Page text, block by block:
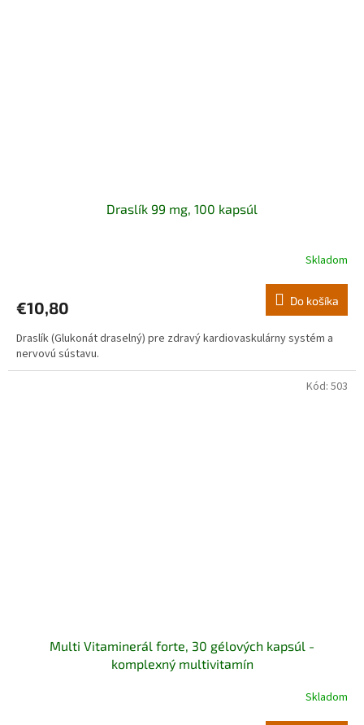
Draslík 99 mg, 100 kapsúl
Skladom
€10,80 Do košíka
Draslík (Glukonát draselný) pre zdravý kardiovaskulárny systém a
nervovú sústavu.
Multi Vitaminerál forte, 30 gélových kapsúl -
komplexný multivitamín
Skladom
Kód: 503